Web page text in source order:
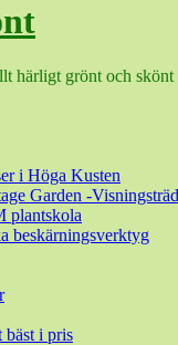
härligt grönt och skönt
i Höga Kusten
Garden -
beskärningsverktyg
bäst i pris